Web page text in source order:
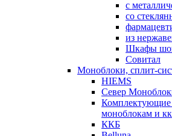
с
со
из
Шкафы
Совитал
Моноблоки, сплит-
HIEMS
Север
Комплектующие
моноблокам и
ККБ